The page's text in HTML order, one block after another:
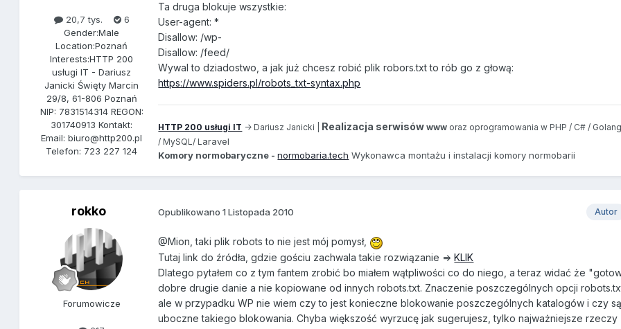
20,7 tys.
6
Gender:Male
Location:Poznań
Interests:HTTP 200
usługi IT - Dariusz
Janicki Święty Marcin
29/8, 61-806 Poznań
NIP: 7831514314 REGON:
301740913 Kontakt:
Email: biuro@http200.pl
Telefon: 723 227 124
Ta druga blokuje wszystkie:
User-agent: *
Disallow: /wp-
Disallow: /feed/
Wywal to dziadostwo, a jak już chcesz robić plik robors.txt to rób go z głową:
https://www.spiders.pl/robots_txt-syntax.php
HTTP 200 usługi IT -> Dariusz Janicki | Realizacja serwisów www oraz oprogramowania w PHP / C# /
/ MySQL/ Laravel
Komory normobaryczne -normobaria.tech Wykonawca montażu i instalacji komory normobarii
rokko
Forumowicze
Autor
Opublikowano1 Listopada 2010
@Mion, taki plik robots to nie jest mój pomysł,
Tutaj link do źródła, gdzie gościu zachwala takie rozwiązanie =>KLIK
Dlatego pytałem co z tym fantem zrobić bo miałem wątpliwości co do niego, a teraz widać że
dobre drugie danie a nie kopiowane od innych robots.txt. Znaczenie poszczególnych opcji
ale w przypadku WP nie wiem czy to jest konieczne blokowanie poszczególnych katalogów i czy
uboczne takiego blokowania. Chyba większość wyrzucę jak sugerujesz, tylko najważniejsze rzeczy